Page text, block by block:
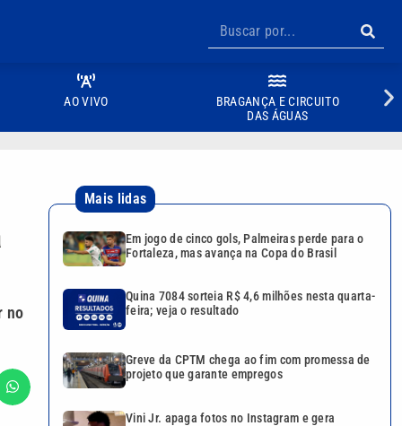
AO VIVO
BRAGANÇA E CIRCUITO
DAS ÁGUAS
no
Mais lidas
Em jogo de cinco gols, Palmeiras perde para o
Fortaleza, mas avança na Copa do Brasil
Quina 7084 sorteia R$ 4,6 milhões nesta quarta-
feira; veja o resultado
Greve da CPTM chega ao fim com promessa de
projeto que garante empregos
Vini Jr. apaga fotos no Instagram e gera